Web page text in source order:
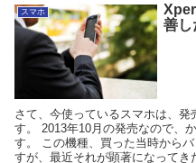
スマホ
善し
さて、今使っているスマホは、
す。 2013年10月の発売なので、
す。 この機種、買った当時から
すが、最近それが顕著になってき